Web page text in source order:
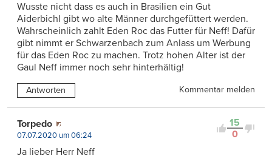
Wusste nicht dass es auch in Brasilien ein Gut
Aiderbichl gibt wo alte Männer durchgefüttert werden.
Wahrscheinlich zahlt Eden Roc das Futter für Neff! Dafür
gibt nimmt er Schwarzenbach zum Anlass um Werbung
für das Eden Roc zu machen. Trotz hohen Alter ist der
Gaul Neff immer noch sehr hinterhältig!
Antworten Kommentar melden
15
0
Torpedo
07.07.2020 um 06:24
Ja lieber Herr Neff